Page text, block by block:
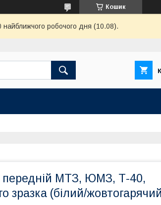
Кошик
найближчого робочого дня (10.08).
передній МТЗ, ЮМЗ, Т-40,
зразка (білий/